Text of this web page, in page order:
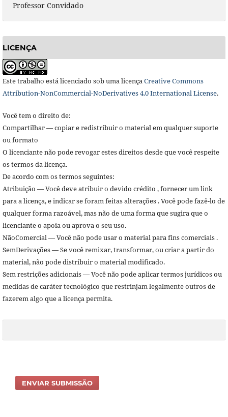
Professor Convidado
LICENÇA
Este trabalho está licenciado sob uma licençaCreative Commons
Attribution-NonCommercial-NoDerivatives 4.0 International License.
Você tem o direito de:
Compartilhar — copiar e redistribuir o material em qualquer suporte
ou formato
O licenciante não pode revogar estes direitos desde que você respeite
os termos da licença.
De acordo com os termos seguintes:
Atribuição — Você deve atribuir o devido crédito , fornecer um link
para a licença, e indicar se foram feitas alterações . Você pode fazê-lo de
qualquer forma razoável, mas não de uma forma que sugira que o
licenciante o apoia ou aprova o seu uso.
NãoComercial — Você não pode usar o material para fins comerciais .
SemDerivações — Se você remixar, transformar, ou criar a partir do
material, não pode distribuir o material modificado.
Sem restrições adicionais — Você não pode aplicar termos jurídicos ou
medidas de caráter tecnológico que restrinjam legalmente outros de
fazerem algo que a licença permita.
ENVIAR SUBMISSÃO